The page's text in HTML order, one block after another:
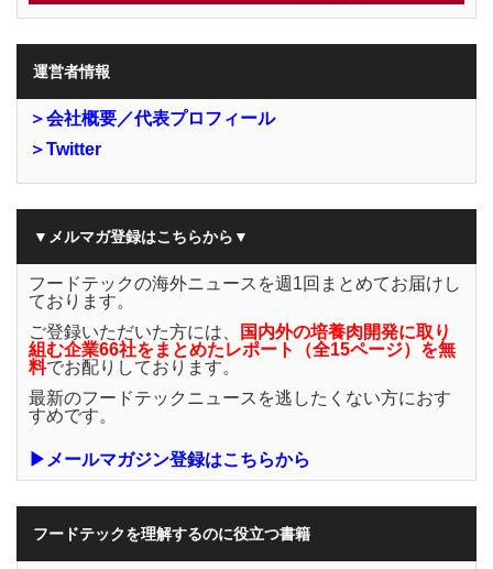
運営者情報
＞会社概要／代表プロフィール
＞Twitter
▼メルマガ登録はこちらから▼
フードテックの海外ニュースを週1回まとめてお届けし
ております。
ご登録いただいた方には、
国内外の培養肉開発に取り
組む企業66社をまとめたレポート（全15ページ）を無
料でお配りしております。
最新のフードテックニュースを逃したくない方におす
すめです。
▶メールマガジン登録はこちらから
フードテックを理解するのに役立つ書籍